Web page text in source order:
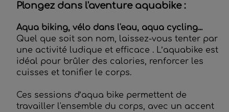
Plongez dans l'aventure aquabike :
Aqua biking, vélo dans l'eau, aqua cycling...
Quel que soit son nom, laissez-vous tenter par
une activité ludique et efficace . L’aquabike est
idéal pour brûler des calories, renforcer les
cuisses et tonifier le corps.
Ces sessions d’aqua bike permettent de
travailler l'ensemble du corps, avec un accent